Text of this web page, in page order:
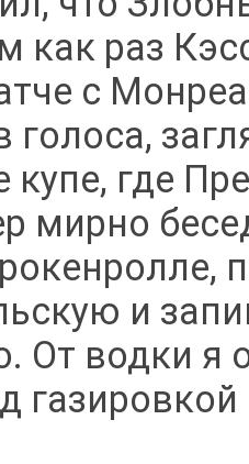
как раз
с
купе, где
мирно
и
От водки я
газировкой